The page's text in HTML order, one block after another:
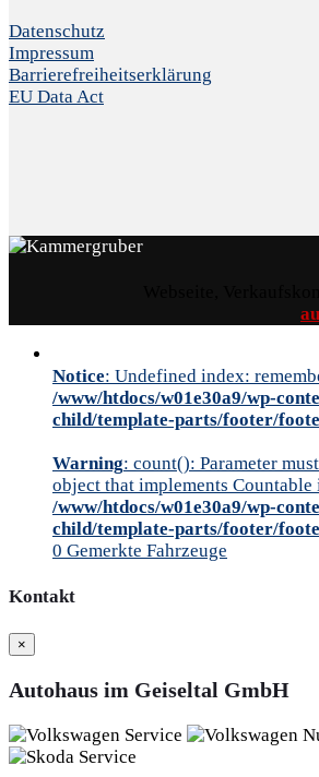
Datenschutz
Impressum
Barrierefreiheitserklärung
EU Data Act
Notice: Undefined index:
/www/htdocs/w01e30a9/wp-
child/template-parts/footer/
Warning: count(): Parameter
object that implements Countable
/www/htdocs/w01e30a9/wp-
child/template-parts/footer/
0 Gemerkte Fahrzeuge
Kontakt
×
Autohaus im Geiseltal GmbH